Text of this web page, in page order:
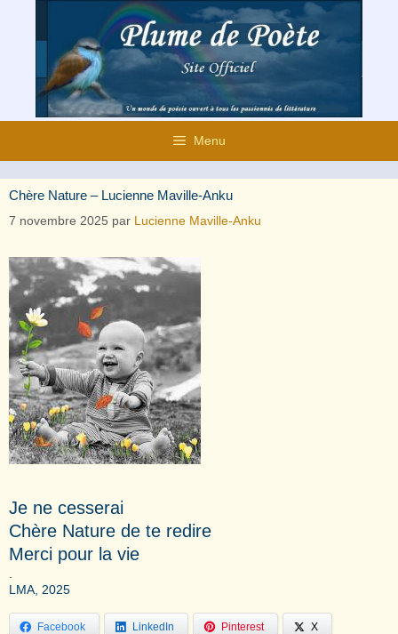
contenu
Menu
Chère Nature – Lucienne Maville-Anku
7 novembre 2025 par Lucienne Maville-Anku
Je ne cesserai
Chère Nature de te redire
Merci pour la vie
LMA, 2025
Facebook LinkedIn Pinterest X